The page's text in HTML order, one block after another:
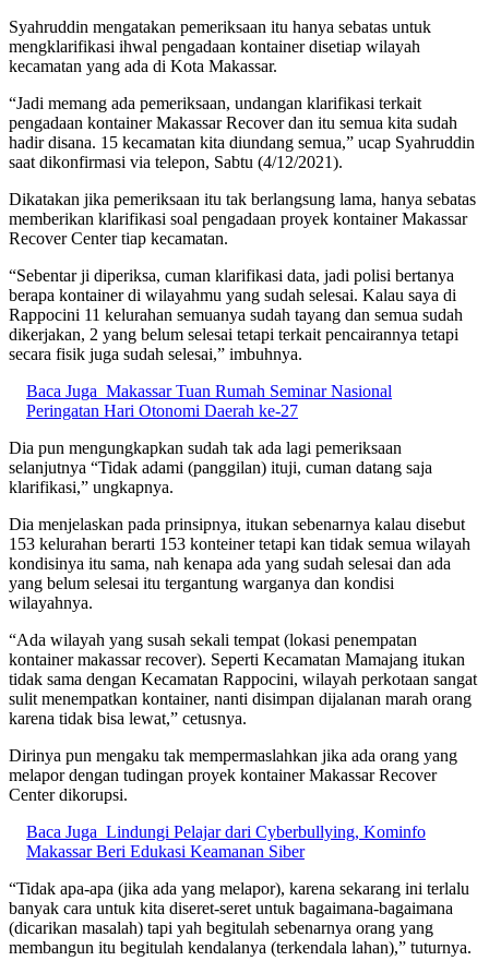
Syahruddin mengatakan pemeriksaan itu hanya sebatas untuk
mengklarifikasi ihwal pengadaan kontainer disetiap wilayah
kecamatan yang ada di Kota Makassar.
“Jadi memang ada pemeriksaan, undangan klarifikasi terkait
pengadaan kontainer Makassar Recover dan itu semua kita sudah
hadir disana. 15 kecamatan kita diundang semua,” ucap Syahruddin
saat dikonfirmasi via telepon, Sabtu (4/12/2021).
Dikatakan jika pemeriksaan itu tak berlangsung lama, hanya sebatas
memberikan klarifikasi soal pengadaan proyek kontainer Makassar
Recover Center tiap kecamatan.
“Sebentar ji diperiksa, cuman klarifikasi data, jadi polisi bertanya
berapa kontainer di wilayahmu yang sudah selesai. Kalau saya di
Rappocini 11 kelurahan semuanya sudah tayang dan semua sudah
dikerjakan, 2 yang belum selesai tetapi terkait pencairannya tetapi
secara fisik juga sudah selesai,” imbuhnya.
Baca Juga Makassar Tuan Rumah Seminar Nasional
Peringatan Hari Otonomi Daerah ke-27
Dia pun mengungkapkan sudah tak ada lagi pemeriksaan
selanjutnya “Tidak adami (panggilan) ituji, cuman datang saja
klarifikasi,” ungkapnya.
Dia menjelaskan pada prinsipnya, itukan sebenarnya kalau disebut
153 kelurahan berarti 153 konteiner tetapi kan tidak semua wilayah
kondisinya itu sama, nah kenapa ada yang sudah selesai dan ada
yang belum selesai itu tergantung warganya dan kondisi
wilayahnya.
“Ada wilayah yang susah sekali tempat (lokasi penempatan
kontainer makassar recover). Seperti Kecamatan Mamajang itukan
tidak sama dengan Kecamatan Rappocini, wilayah perkotaan sangat
sulit menempatkan kontainer, nanti disimpan dijalanan marah orang
karena tidak bisa lewat,” cetusnya.
Dirinya pun mengaku tak mempermaslahkan jika ada orang yang
melapor dengan tudingan proyek kontainer Makassar Recover
Center dikorupsi.
Baca Juga Lindungi Pelajar dari Cyberbullying, Kominfo
Makassar Beri Edukasi Keamanan Siber
“Tidak apa-apa (jika ada yang melapor), karena sekarang ini terlalu
banyak cara untuk kita diseret-seret untuk bagaimana-bagaimana
(dicarikan masalah) tapi yah begitulah sebenarnya orang yang
membangun itu begitulah kendalanya (terkendala lahan),” tuturnya.